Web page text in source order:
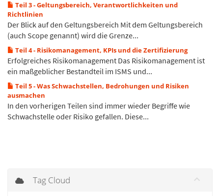
Teil 3 - Geltungsbereich, Verantwortlichkeiten und
Richtlinien
Der Blick auf den Geltungsbereich Mit dem Geltungsbereich
(auch Scope genannt) wird die Grenze...
Teil 4 - Risikomanagement, KPIs und die Zertifizierung
Erfolgreiches Risikomanagement Das Risikomanagement ist
ein maßgeblicher Bestandteil im ISMS und...
Teil 5 - Was Schwachstellen, Bedrohungen und Risiken
ausmachen
In den vorherigen Teilen sind immer wieder Begriffe wie
Schwachstelle oder Risiko gefallen. Diese...
Tag Cloud